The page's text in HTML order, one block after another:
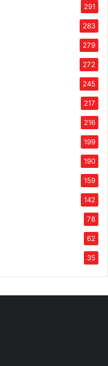
291
283
279
272
245
217
216
199
190
159
142
78
62
35